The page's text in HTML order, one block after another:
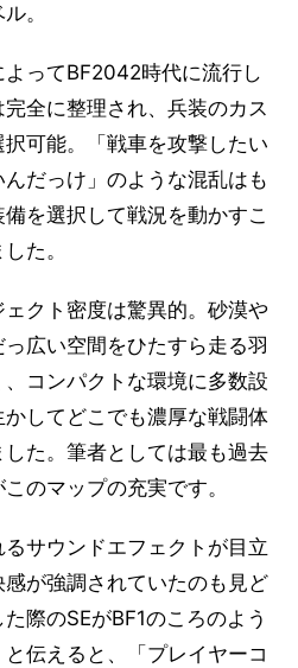
。
ってBF2042時代に流行し
全に整理され、兵装のカス
可能。「戦車を攻撃したい
だっけ」のような混乱はも
を選択して戦況を動かすこ
た。
クト密度は驚異的。砂漠や
広い空間をひたすら走る羽
コンパクトな環境に多数設
してどこでも濃厚な戦闘体
た。筆者としては最も過去
のマップの充実です。
サウンドエフェクトが目立
が強調されていたのも見ど
際のSEがBF1のころのよう
伝えると、「プレイヤーコ